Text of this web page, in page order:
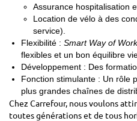
Assurance hospitalisation
Location de vélo à des
service).
Flexibilité : Smart Way of
flexibles et un bon équilibre
Développement : Des
Fonction stimulante : Un rôle
plus grandes chaînes de
Chez Carrefour, nous voulons
toutes générations et de tous